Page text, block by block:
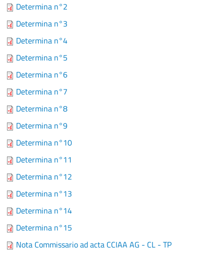
Determina n°2
Determina n°3
Determina n°4
Determina n°5
Determina n°6
Determina n°7
Determina n°8
Determina n°9
Determina n°10
Determina n°11
Determina n°12
Determina n°13
Determina n°14
Determina n°15
Nota Commissario ad acta CCIAA AG - CL - TP